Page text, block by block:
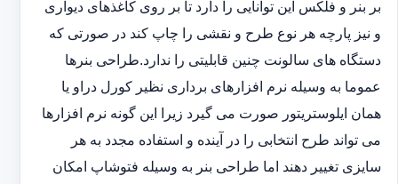
بر بنر و فلکس این توانایی را دارد تا بر روی کاغذهای دیواری
و نیز پارچه هر نوع طرح و نقشی را چاپ کند در صورتی که
دستگاه های سالونت چنین قابلیتی را ندارد.طراحی بنرها
عموما به وسیله نرم افزارهای برداری نظیر کورل دراو یا
همان ایلوستریتور صورت می گیرد زیرا این گونه نرم افزارها
می تواند طرح انتخابی را در آینده و استفاده مجدد به هر
سایزی تغییر دهند اما طراحی بنر به وسیله فتوشاپ امکان